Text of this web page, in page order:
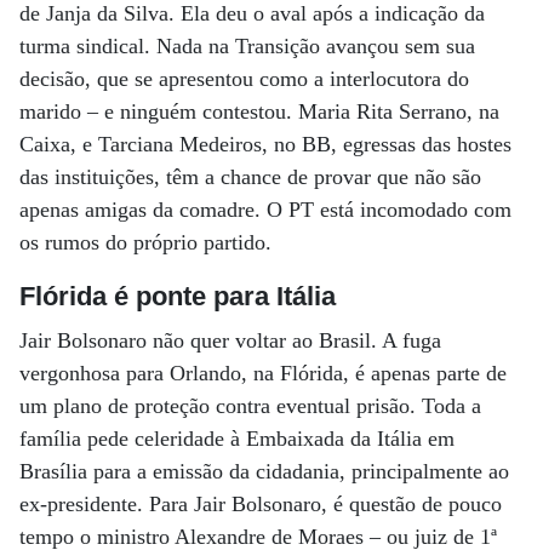
de Janja da Silva. Ela deu o aval após a indicação da
turma sindical. Nada na Transição avançou sem sua
decisão, que se apresentou como a interlocutora do
marido – e ninguém contestou. Maria Rita Serrano, na
Caixa, e Tarciana Medeiros, no BB, egressas das hostes
das instituições, têm a chance de provar que não são
apenas amigas da comadre. O PT está incomodado com
os rumos do próprio partido.
Flórida é ponte para Itália
Jair Bolsonaro não quer voltar ao Brasil. A fuga
vergonhosa para Orlando, na Flórida, é apenas parte de
um plano de proteção contra eventual prisão. Toda a
família pede celeridade à Embaixada da Itália em
Brasília para a emissão da cidadania, principalmente ao
ex-presidente. Para Jair Bolsonaro, é questão de pouco
tempo o ministro Alexandre de Moraes – ou juiz de 1ª